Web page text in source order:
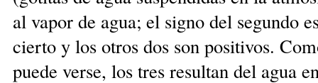
al vapor de agua; el signo del segundo
cierto y los otros dos son positivos.
puede verse, los tres resultan del agua